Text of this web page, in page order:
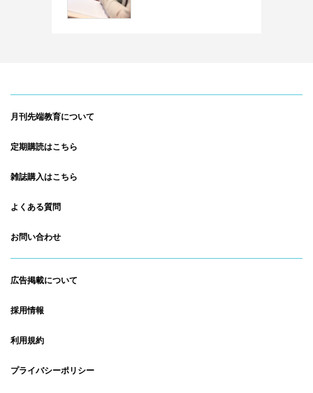
月刊先端教育について
定期購読はこちら
雑誌購入はこちら
よくある質問
お問い合わせ
広告掲載について
採用情報
利用規約
プライバシーポリシー